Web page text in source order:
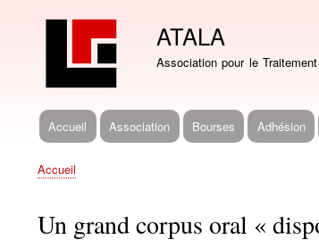
ATALA
Association pour le
Navigation
Accueil Association Bourses Adhésion
Fil
Accueil
Un grand corpus oral «